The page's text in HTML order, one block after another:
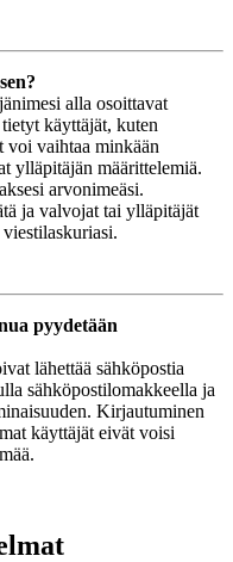
alla osoittavat
käyttäjät, kuten
voi vaihtaa minkään
ylläpitäjän määrittelemiä.
arvonimeäsi.
ja valvojat tai ylläpitäjät
pyydetään
lähettää sähköpostia
sähköpostilomakkeella ja
Kirjautuminen
käyttäjät eivät voisi